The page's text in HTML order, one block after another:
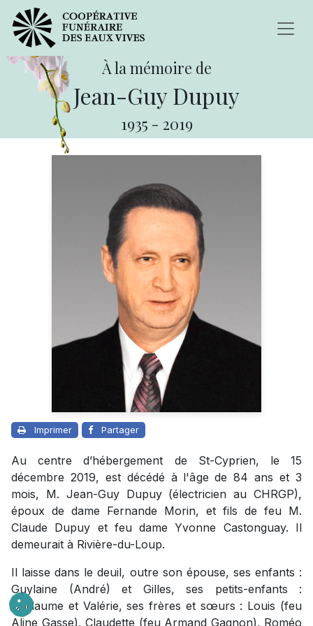
À la mémoire de
Jean-Guy Dupuy
1935 - 2019
Imprimer Partager
Au centre d’hébergement de St-Cyprien, le 15
décembre 2019, est décédé à l'âge de 84 ans et 3
mois, M. Jean-Guy Dupuy (électricien au CHRGP),
époux de dame Fernande Morin, et fils de feu M.
Claude Dupuy et feu dame Yvonne Castonguay. Il
demeurait à Rivière-du-Loup.
Il laisse dans le deuil, outre son épouse, ses enfants :
Guylaine (André) et Gilles, ses petits-enfants :
Guillaume et Valérie, ses frères et sœurs : Louis (feu
Aline Gasse), Claudette (feu Armand Gagnon), Roméo